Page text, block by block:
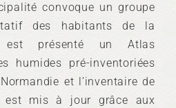
convoque un groupe
des habitants de la
est présenté un Atlas
humides pré-inventoriées
et l’inventaire de
est mis à jour grâce aux